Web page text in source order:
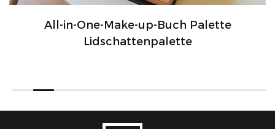
All-in-One-Make-up-Buch Palette
Lidschattenpalette